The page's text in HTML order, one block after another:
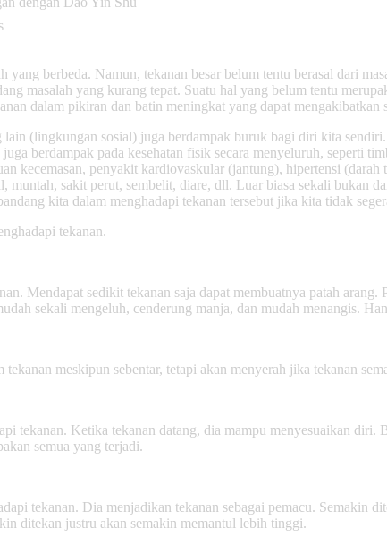
yang berbeda. Namun, tekanan besar belum tentu berasal dari
masalah yang kurang tepat. Suatu hal yang belum tentu
dalam pikiran dan batin meningkat yang dapat mengakibatkan
lain (lingkungan sosial) juga berdampak buruk bagi diri kita
berdampak pada kesehatan fisik secara menyeluruh, seperti
kecemasan, penyakit kardiovaskular (jantung), hipertensi
muntah, sakit perut, sembelit, diare, dll. Luar biasa sekali bukan
kita dalam menghadapi tekanan tersebut jika kita tidak
tekanan.
Mendapat sedikit tekanan saja dapat membuatnya patah arang.
sekali mengeluh, cenderung manja, dan mudah menangis.
meskipun sebentar, tetapi akan menyerah jika tekanan
tekanan. Ketika tekanan datang, dia mampu menyesuaikan diri.
semua yang terjadi.
tekanan. Dia menjadikan tekanan sebagai pemacu. Semakin
ditekan justru akan semakin memantul lebih tinggi.